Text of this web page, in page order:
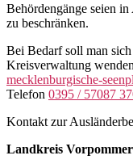
Behördengänge seien
zu beschränken.
Bei Bedarf soll man
Kreisverwaltung
mecklenburgische-
Telefon 0395 / 57087
Kontakt zur
Landkreis